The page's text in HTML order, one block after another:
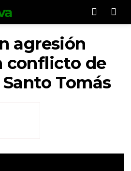
agresión
conflicto de
Tomás